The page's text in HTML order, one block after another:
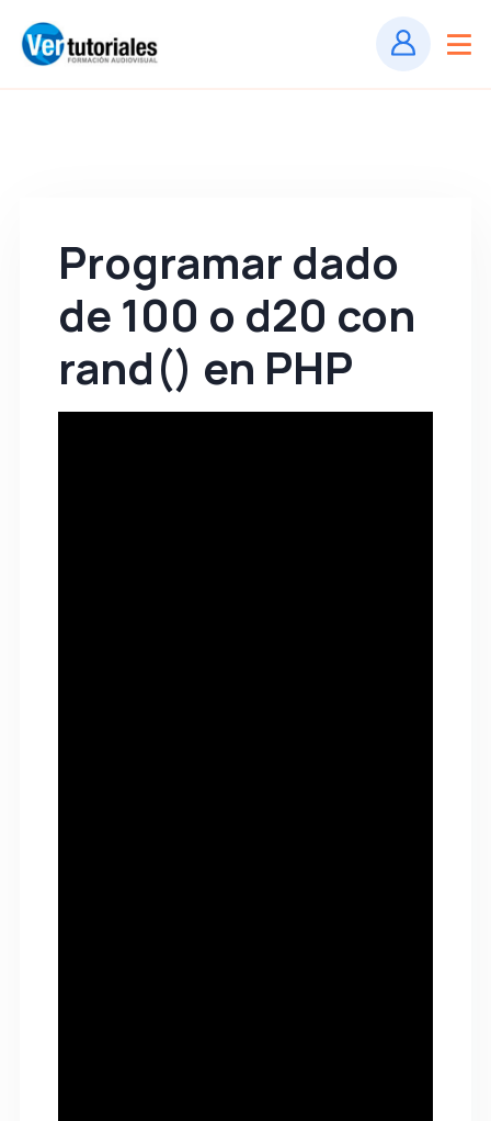
Programar dado
de 100 o d20 con
rand() en PHP